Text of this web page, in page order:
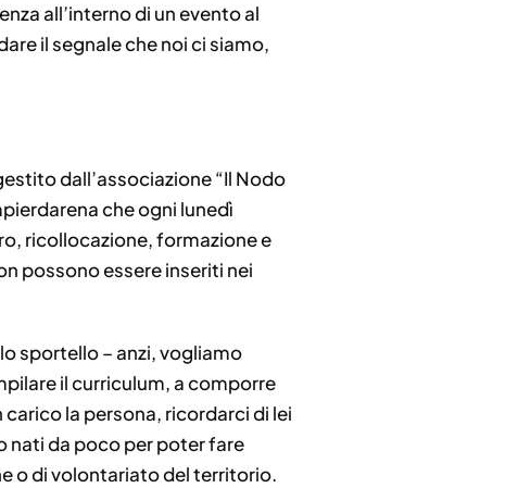
all’interno di un evento al
il segnale che noi ci siamo,
dall’associazione “Il Nodo
che ogni lunedì
ricollocazione, formazione e
possono essere inseriti nei
sportello – anzi, vogliamo
il curriculum, a comporre
la persona, ricordarci di lei
nati da poco per poter fare
o di volontariato del territorio.